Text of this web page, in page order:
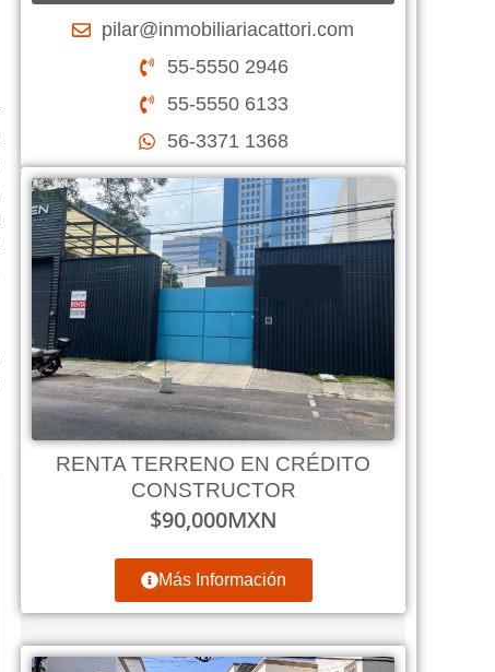
pilar@inmobiliariacattori.com
55-5550 2946
55-5550 6133
56-3371 1368
RENTA TERRENO EN CRÉDITO
CONSTRUCTOR
$90,000MXN
Más Información